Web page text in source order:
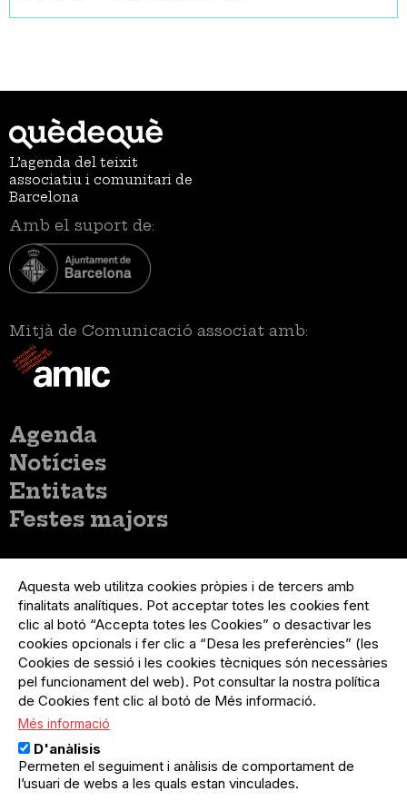
L’agenda del teixit
associatiu i comunitari de
Barcelona
Amb el suport de:
Mitjà de Comunicació associat amb:
Menú
principal
Agenda
Notícies
Entitats
Festes majors
del
compte
d'usuari
Menú
usuari
no
loggat
Registre organització
Menú
Peu
Sobre el projecte
Preguntes freqüents
Contacte
Menú
Legal
Política de privacitat
Avís legal
Política de cookies
Aquesta web utilitza cookies pròpies i de tercers amb
finalitats analítiques. Pot acceptar totes les cookies fent
clic al botó “Accepta totes les Cookies” o desactivar les
cookies opcionals i fer clic a “Desa les preferències” (les
Cookies de sessió i les cookies tècniques són necessàries
pel funcionament del web). Pot consultar la nostra política
de Cookies fent clic al botó de Més informació.
Més informació
D'anàlisis
Permeten el seguiment i anàlisis de comportament de
l’usuari de webs a les quals estan vinculades.